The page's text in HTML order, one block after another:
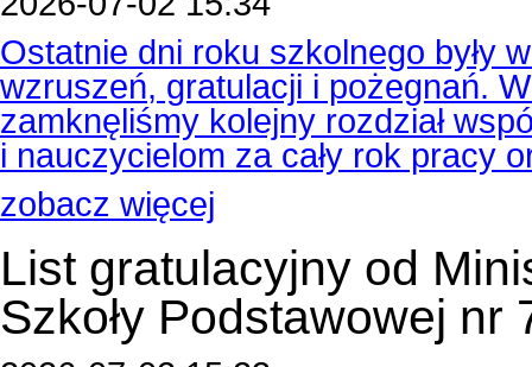
Ostatnie dni roku szkolnego były
wzruszeń, gratulacji i pożegnań.
zamknęliśmy kolejny rozdział
i nauczycielom za cały rok pracy
zobacz więcej
List gratulacyjny od
Szkoły Podstawowej nr